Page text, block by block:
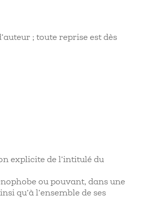
; toute reprise est dès
explicite de l’intitulé du
ou pouvant, dans une
qu’à l’ensemble de ses